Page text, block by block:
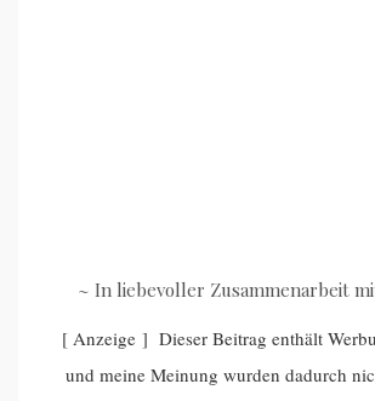
~ In liebevoller Zusammenarbeit
[ Anzeige ] Dieser Beitrag enthält
und meine Meinung wurden dadurch